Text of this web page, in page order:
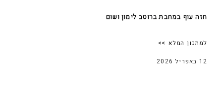
חזה עוף במחבת ברוטב לימון ושום
למתכון המלא >>
12 באפריל 2026